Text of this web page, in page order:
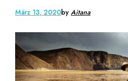
März 13, 2020byAitana